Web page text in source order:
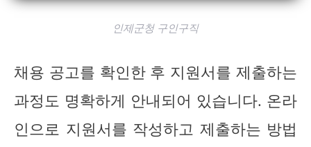
인제군청 구인구직
채용 공고를 확인한 후 지원서를 제출하는
과정도 명확하게 안내되어 있습니다. 온라
인으로 지원서를 작성하고 제출하는 방법